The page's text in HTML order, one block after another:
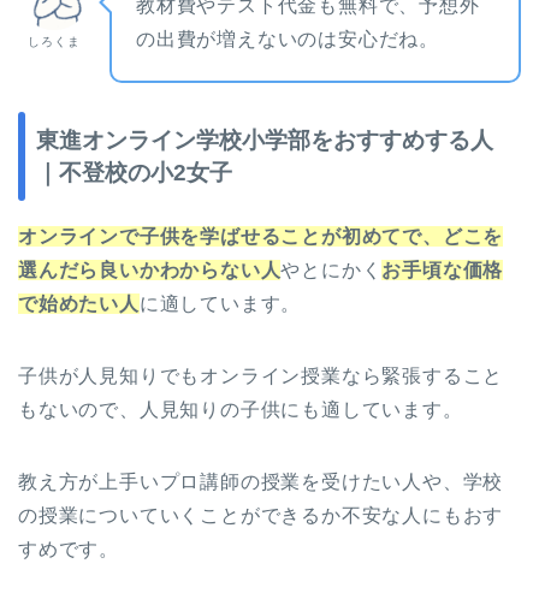
しろくま
教材費やテスト代金も無料で、予想外
の出費が増えないのは安心だね。
東進オンライン学校小学部をおすすめする人
｜不登校の小2女子
オンラインで子供を学ばせることが初めてで、どこを
選んだら良いかわからない人やとにかく お手頃な価格
で始めたい人 に適しています。
子供が人見知りでもオンライン授業なら緊張すること
もないので、人見知りの子供にも適しています。
教え方が上手いプロ講師の授業を受けたい人や、学校
の授業についていくことができるか不安な人にもおす
すめです。